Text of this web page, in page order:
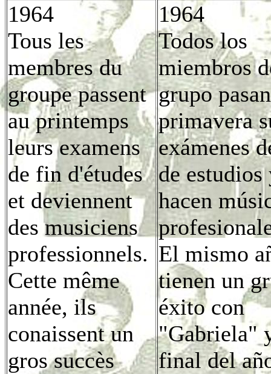
1964
Tous les
membres du
groupe passent
au printemps
leurs examens
de fin d'études
et deviennent
des musiciens
professionnels.
Cette même
année, ils
conaissent un
gros succès
1964
Todos los
miembros
grupo
primavera
exámenes
de estudios
hacen
El mismo
tienen un
éxito con
"Gabriela"
final del